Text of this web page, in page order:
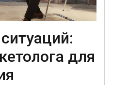
для